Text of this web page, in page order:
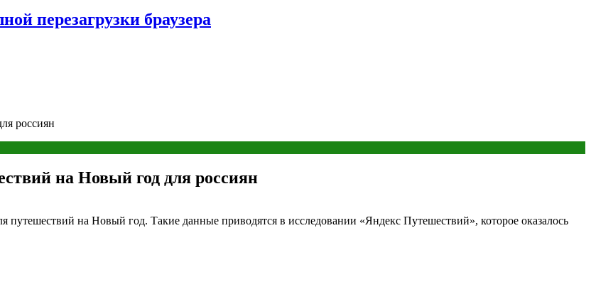
перезагрузки браузера
россиян
на Новый год для россиян
на Новый год. Такие данные приводятся в исследовании «Яндекс Путешествий», которое оказалось